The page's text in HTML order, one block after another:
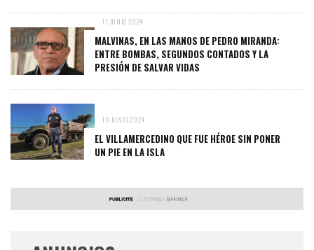
11 JUNIO 2024
MALVINAS, EN LAS MANOS DE PEDRO MIRANDA:
ENTRE BOMBAS, SEGUNDOS CONTADOS Y LA
PRESIÓN DE SALVAR VIDAS
10 JUNIO 2024
EL VILLAMERCEDINO QUE FUE HÉROE SIN PONER
UN PIE EN LA ISLA